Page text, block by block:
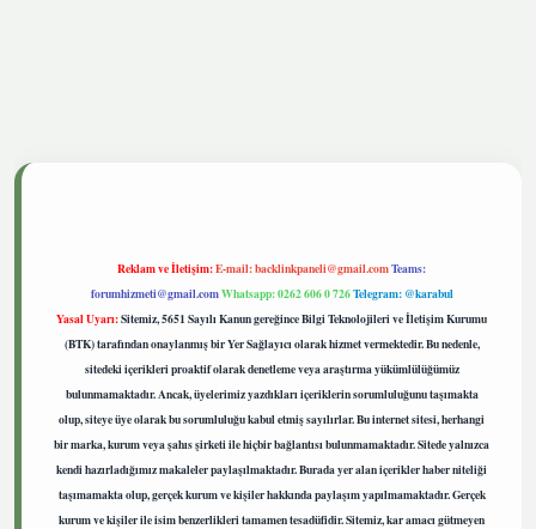
Reklam ve İletişim:E-mail:backlinkpaneli@gmail.comTeams:
forumhizmeti@gmail.comWhatsapp: 0262 606 0 726Telegram: @karabul
Yasal Uyarı:Sitemiz, 5651 Sayılı Kanun gereğince Bilgi Teknolojileri ve İletişim Kurumu
(BTK) tarafından onaylanmış bir Yer Sağlayıcı olarak hizmet vermektedir. Bu nedenle,
sitedeki içerikleri proaktif olarak denetleme veya araştırma yükümlülüğümüz
bulunmamaktadır. Ancak, üyelerimiz yazdıkları içeriklerin sorumluluğunu taşımakta
olup, siteye üye olarak bu sorumluluğu kabul etmiş sayılırlar. Bu internet sitesi, herhangi
bir marka, kurum veya şahıs şirketi ile hiçbir bağlantısı bulunmamaktadır. Sitede yalnızca
kendi hazırladığımız makaleler paylaşılmaktadır. Burada yer alan içerikler haber niteliği
taşımamakta olup, gerçek kurum ve kişiler hakkında paylaşım yapılmamaktadır. Gerçek
kurum ve kişiler ile isim benzerlikleri tamamen tesadüfidir. Sitemiz, kar amacı gütmeyen